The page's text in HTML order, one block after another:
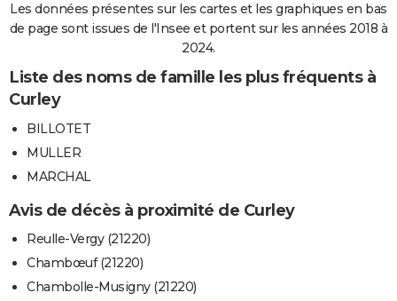
Les données présentes sur les cartes et les graphiques en bas
de page sont issues de l'Insee et portent sur les années 2018 à
2024.
Liste des noms de famille les plus fréquents à
Curley
BILLOTET
MULLER
MARCHAL
Avis de décès à proximité de Curley
Reulle-Vergy (21220)
Chambœuf (21220)
Chambolle-Musigny (21220)